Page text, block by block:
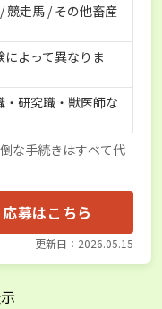
あり
世帯寮あり
競走馬 / その他畜産
よって異なりま
研究職・獣医師な
な手続きはすべて代
応募はこちら
更新日：2026.05.15